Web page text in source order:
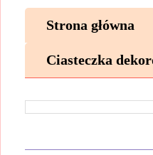
Strona główna
Ciasteczka